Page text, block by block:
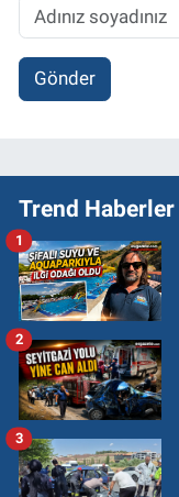
Gönder
Trend Haberler
1
2
3